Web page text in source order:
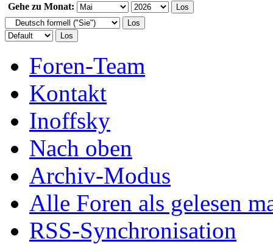
Gehe zu Monat:
Foren-Team
Kontakt
Inoffsky
Nach oben
Archiv-Modus
Alle Foren als gelesen
RSS-Synchronisation